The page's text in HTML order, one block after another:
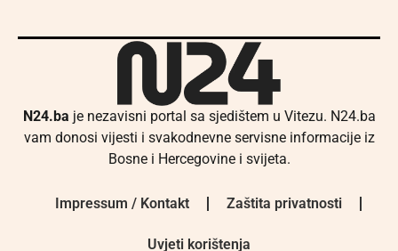
N24.ba je nezavisni portal sa sjedištem u Vitezu. N24.ba
vam donosi vijesti i svakodnevne servisne informacije iz
Bosne i Hercegovine i svijeta.
Impressum / Kontakt Zaštita privatnosti
Uvjeti korištenja